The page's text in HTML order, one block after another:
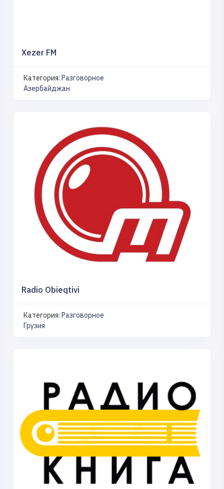
Xezer FM
Категория: Разговорное
Азербайджан
Radio Obieqtivi
Категория: Разговорное
Грузия